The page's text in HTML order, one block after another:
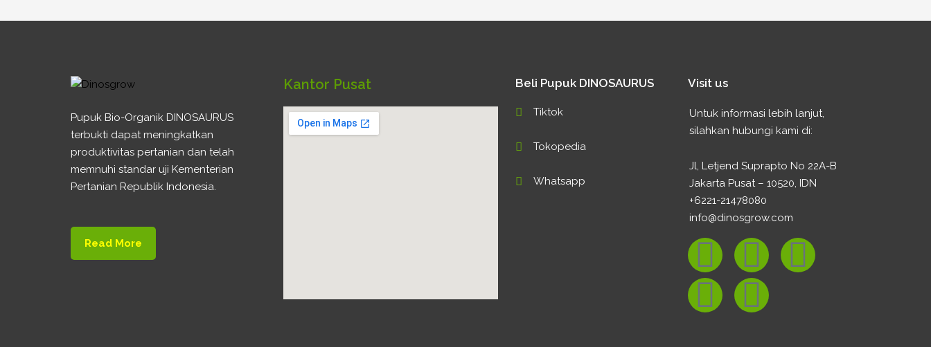
Pupuk Bio-Organik DINOSAURUS
terbukti dapat meningkatkan
produktivitas pertanian dan telah
memnuhi standar uji Kementerian
Pertanian Republik Indonesia.
Read More
Kantor Pusat Beli Pupuk DINOSAURUS
Tiktok
Tokopedia
Whatsapp
Visit us
Untuk informasi lebih lanjut,
silahkan hubungi kami di:
Jl, Letjend Suprapto No 22A-B
Jakarta Pusat – 10520, IDN
+6221-21478080
info@dinosgrow.com
F
a
I
n
W
Y
o
E
n